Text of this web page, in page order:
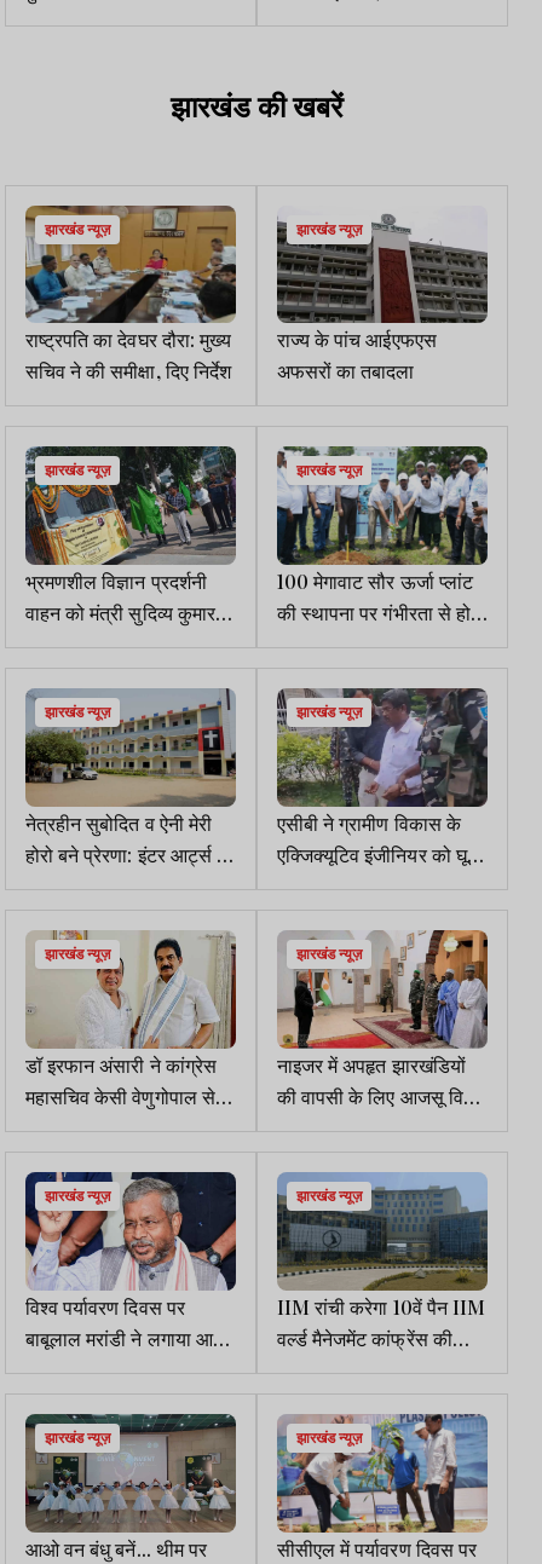
किया, हाईकोर्ट ने सरकार से
तस्वीरें
झारखंड की खबरें
झारखंड न्यूज़
राष्ट्रपति का देवघर दौरा: मुख्य
सचिव ने की समीक्षा, दिए निर्देश
झारखंड न्यूज़
राज्य के पांच आईएफएस
अफसरों का तबादला
झारखंड न्यूज़
भ्रमणशील विज्ञान प्रदर्शनी
वाहन को मंत्री सुदिव्य कुमार ने
हरी झंडी दिखाकर किया रवाना
झारखंड न्यूज़
100 मेगावाट सौर ऊर्जा प्लांट
की स्थापना पर गंभीरता से हो
रहा विचार: निर्मल अग्रवाल
झारखंड न्यूज़
नेत्रहीन सुबोदित व ऐनी मेरी
होरो बने प्रेरणा: इंटर आर्ट्स में
पाए 417 व 343 अंक
झारखंड न्यूज़
एसीबी ने ग्रामीण विकास के
एक्जिक्यूटिव इंजीनियर को घूस
लेते किया गिरफ्तार
झारखंड न्यूज़
डॉ इरफान अंसारी ने कांग्रेस
महासचिव केसी वेणुगोपाल से
की मुलाकात
झारखंड न्यूज़
नाइजर में अपहृत झारखंडियों
की वापसी के लिए आजसू विदेश
मंत्रालय के संपर्क में
झारखंड न्यूज़
विश्व पर्यावरण दिवस पर
बाबूलाल मरांडी ने लगाया आम
का पौधा, गंगा स्नान भी किया
झारखंड न्यूज़
IIM रांची करेगा 10वें पैन IIM
वर्ल्ड मैनेजमेंट कांफ्रेंस की
मेजबानी
झारखंड न्यूज़
आओ वन बंधु बनें... थीम पर
झारखंड न्यूज़
सीसीएल में पर्यावरण दिवस पर